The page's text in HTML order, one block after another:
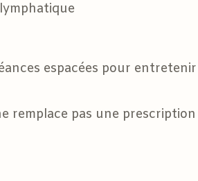
espacées pour
remplace pas une prescription